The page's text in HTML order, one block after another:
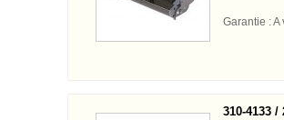
Garantie : A
310-4133 /